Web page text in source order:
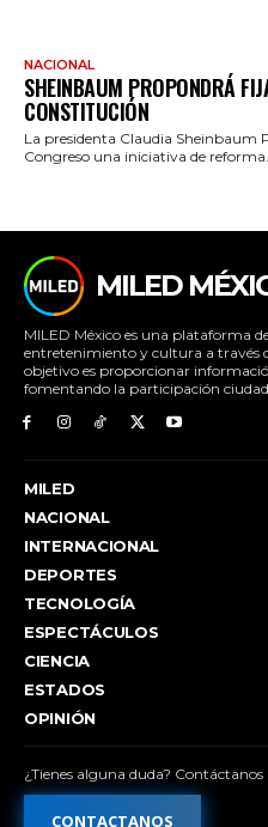
NACIONAL
SHEINBAUM PROPONDRÁ
CONSTITUCIÓN
La presidenta Claudia Sheinbaum
Congreso una iniciativa de reforma...
MILED
MILED México es una plataforma
entretenimiento y cultura a través
objetivo es proporcionar
fomentando la participación
MILED
NACIONAL
INTERNACIONAL
DEPORTES
TECNOLOGÍA
ESPECTÁCULOS
CIENCIA
ESTADOS
OPINIÓN
¿Tienes alguna duda?
CONTACTANOS